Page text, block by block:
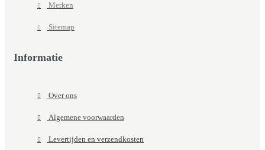
Merken
Sitemap
Informatie
Over ons
Algemene voorwaarden
Levertijden en verzendkosten